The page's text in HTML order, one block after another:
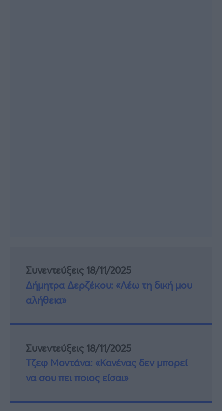
Συνεντεύξεις 18/11/2025
Δήμητρα Δερζέκου: «Λέω τη δική μου
αλήθεια»
Συνεντεύξεις 18/11/2025
Τζεφ Μοντάνα: «Κανένας δεν μπορεί
να σου πει ποιος είσαι»